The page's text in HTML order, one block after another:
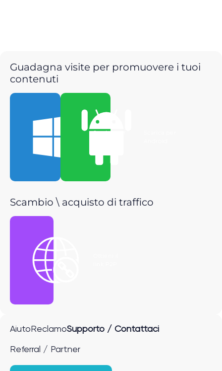
Guadagna visite per promuovere i tuoi
contenuti
Scarica per
Scambio \ acquisto di traffico
Aiuto ReclamoSupporto / Contattaci
Referral / Partner